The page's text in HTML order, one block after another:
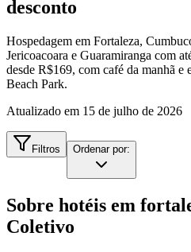
desconto
Hospedagem em Fortaleza,
Jericoacoara e Guaramiranga com
desde R$169, com café da manhã e
Beach Park.
Atualizado em 15 de julho de 2026
Filtros Ordenar por:
Sobre hotéis em
Coletivo